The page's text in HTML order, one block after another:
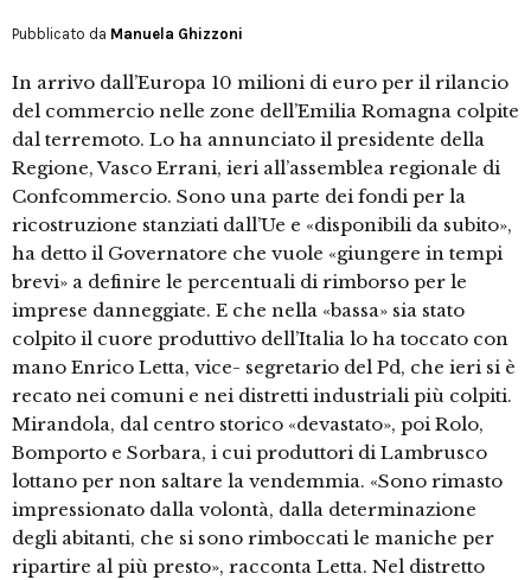
Pubblicato da Manuela Ghizzoni
In arrivo dall’Europa 10 milioni di euro per il rilancio
del commercio nelle zone dell’Emilia Romagna colpite
dal terremoto. Lo ha annunciato il presidente della
Regione, Vasco Errani, ieri all’assemblea regionale di
Confcommercio. Sono una parte dei fondi per la
ricostruzione stanziati dall’Ue e «disponibili da subito»,
ha detto il Governatore che vuole «giungere in tempi
brevi» a definire le percentuali di rimborso per le
imprese danneggiate. E che nella «bassa» sia stato
colpito il cuore produttivo dell’Italia lo ha toccato con
mano Enrico Letta, vice- segretario del Pd, che ieri si è
recato nei comuni e nei distretti industriali più colpiti.
Mirandola, dal centro storico «devastato», poi Rolo,
Bomporto e Sorbara, i cui produttori di Lambrusco
lottano per non saltare la vendemmia. «Sono rimasto
impressionato dalla volontà, dalla determinazione
degli abitanti, che si sono rimboccati le maniche per
ripartire al più presto», racconta Letta. Nel distretto